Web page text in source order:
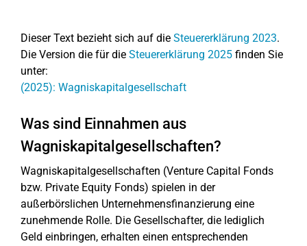
Dieser Text bezieht sich auf die Steuererklärung 2023.
Die Version die für die Steuererklärung 2025 finden Sie
unter:
(2025): Wagniskapitalgesellschaft
Was sind Einnahmen aus
Wagniskapitalgesellschaften?
Wagniskapitalgesellschaften (Venture Capital Fonds
bzw. Private Equity Fonds) spielen in der
außerbörslichen Unternehmensfinanzierung eine
zunehmende Rolle. Die Gesellschafter, die lediglich
Geld einbringen, erhalten einen entsprechenden